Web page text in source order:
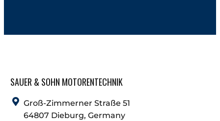
SAUER & SOHN MOTORENTECHNIK
Groß-Zimmerner Straße 51
64807 Dieburg, Germany